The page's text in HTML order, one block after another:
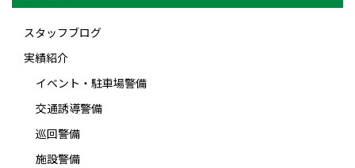
スタッフブログ
実績紹介
イベント・駐車場警備
交通誘導警備
巡回警備
施設警備